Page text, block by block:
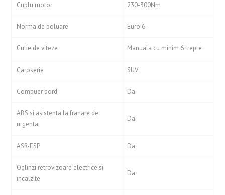
Cuplu motor 230-300Nm
Norma de poluare Euro 6
Cutie de viteze Manuala cu minim 6 trepte
Caroserie SUV
Compuer bord Da
ABS si asistenta la franare de
urgenta
Da
ASR-ESP Da
Oglinzi retrovizoare electrice si
incalzite
Da